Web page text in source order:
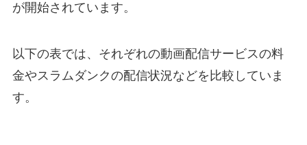
が開始されています。
以下の表では、それぞれの動画配信サービスの料
金やスラムダンクの配信状況などを比較していま
す。